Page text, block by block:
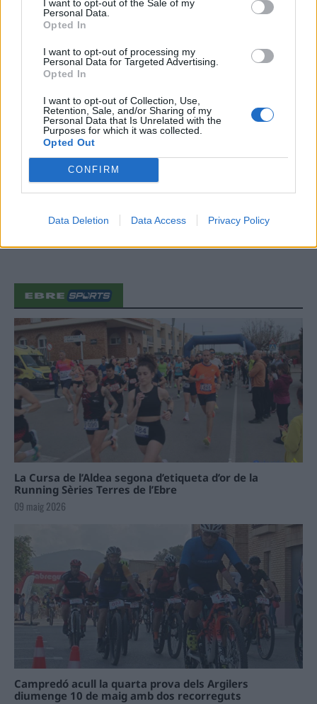
I want to opt-out of the Sale of my
Personal Data.
Opted In
I want to opt-out of processing my
Personal Data for Targeted Advertising.
Opted In
I want to opt-out of Collection, Use,
Retention, Sale, and/or Sharing of my
Personal Data that Is Unrelated with the
Purposes for which it was collected.
Opted Out
CONFIRM
Data Deletion Data Access Privacy Policy
Amposta viurà unes festes amb més
31 de juliol de 2026
regió de l’Ebre durant juliol i agost
Carrega més
La Cursa de l’Aldea segona d’etiqueta d’or de la
Running Sèries Terres de l’Ebre
09 maig 2026
Campredó acull la quarta prova dels Argilers
diumenge 10 de maig amb dos recorreguts